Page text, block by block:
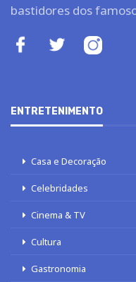
bastidores dos
ENTRETENIMENTO
Casa e Decoração
Celebridades
Cinema & TV
Cultura
Gastronomia